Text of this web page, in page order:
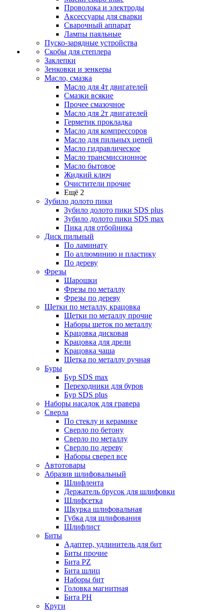
Проволока и электроды
Аксессуары для сварки
Сварочный аппарат
Лампы паяльные
Пуско-зарядные устройства
Скобы для степлера
Заклепки
Зенковки и зенкеры
Масло, смазка
Масло для 4т двигателей
Смазки всякие
Прочее смазочное
Масло для 2т двигателей
Герметик прокладка
Масло для компрессоров
Масло для пильных цепей
Масло гидравлическое
Масло трансмиссионное
Масло бытовое
Жидкий ключ
Очистители прочие
Ещё 2
Зубило долото пики
Зубило долото пики SDS plus
Зубило долото пики SDS max
Пика для отбойника
Диск пильный
По ламинату
По аллюминию и пластику
По дереву
Фрезы
Шарошки
Фрезы по металлу
Фрезы по дереву
Щетки по металлу, крацовка
Щетки по металлу прочие
Наборы щеток по металлу
Крацовка дисковая
Крацовка для дрели
Крацовка чаша
Щетка по металлу ручная
Буры
Бур SDS max
Переходники для буров
Бур SDS plus
Наборы насадок для гравера
Сверла
По стеклу и керамике
Сверло по бетону
Сверло по металлу
Сверло по дереву
Наборы сверел все
Автотовары
Абразив шлифовальный
Шлифлента
Держатель брусок для шлифовки
Шлифсетка
Шкурка шлифовальная
Губка для шлифования
Шлифлист
Биты
Адаптер, удлинитель для бит
Биты прочие
Бита PZ
Бита шлиц
Наборы бит
Головка магнитная
Бита PH
Круги